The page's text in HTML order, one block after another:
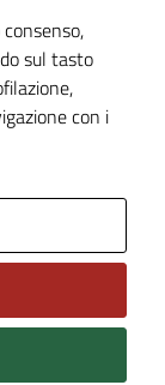
sul tasto
con i